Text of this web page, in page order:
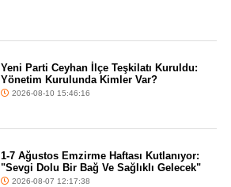
Yeni Parti Ceyhan İlçe Teşkilatı Kuruldu:
Yönetim Kurulunda Kimler Var?
2026-08-10 15:46:16
1-7 Ağustos Emzirme Haftası Kutlanıyor:
"Sevgi Dolu Bir Bağ Ve Sağlıklı Gelecek"
2026-08-07 12:17:38